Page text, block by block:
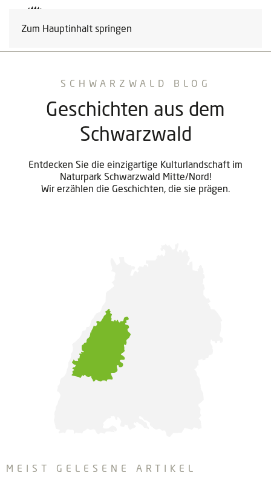
Zum Hauptinhalt springen
SCHWARZWALD BLOG
Geschichten aus dem
Schwarzwald
Entdecken Sie die einzigartige Kulturlandschaft im
Naturpark Schwarzwald Mitte/Nord!
Wir erzählen die Geschichten, die sie prägen.
MEIST GELESENE ARTIKEL